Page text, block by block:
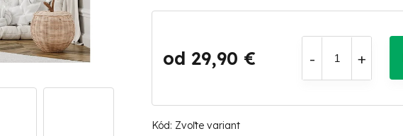
Kód: Zvoľte variant
od 29,90 €
Jednotková